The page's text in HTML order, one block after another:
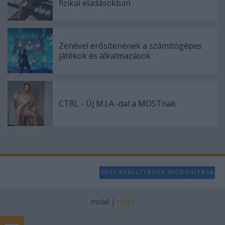
fizikai eladásokban
Zenével erősítenének a számítógépes
játékok és alkalmazások
CTRL - Új M.I.A.-dal a MOSTnak
SÜTI BEÁLLÍTÁSOK MÓDOSÍTÁSA
mobil | teljes